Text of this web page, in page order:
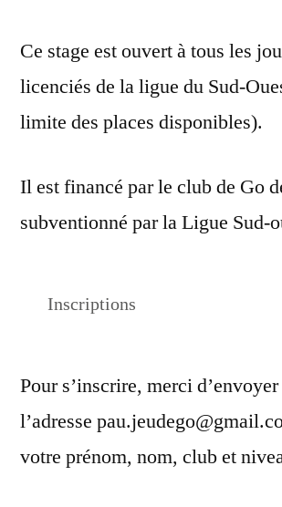
Ce stage est ouvert à tous les
licenciés de la ligue du Sud-
limite des places disponibles).
Il est financé par le club de Go
subventionné par la Ligue Sud-
Inscriptions
Pour s’inscrire, merci
l’adresse
votre prénom, nom, club et